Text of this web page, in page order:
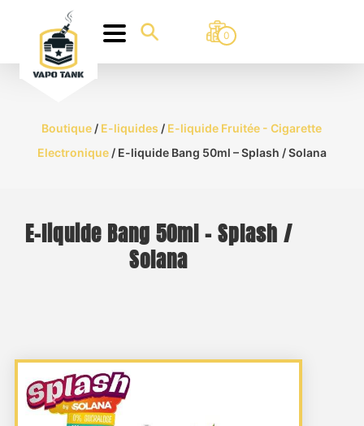
0
Boutique / E-liquides / E-liquide Fruitée - Cigarette
Electronique/ E-liquide Bang 50ml – Splash / Solana
E-liquide Bang 50ml – Splash /
Solana